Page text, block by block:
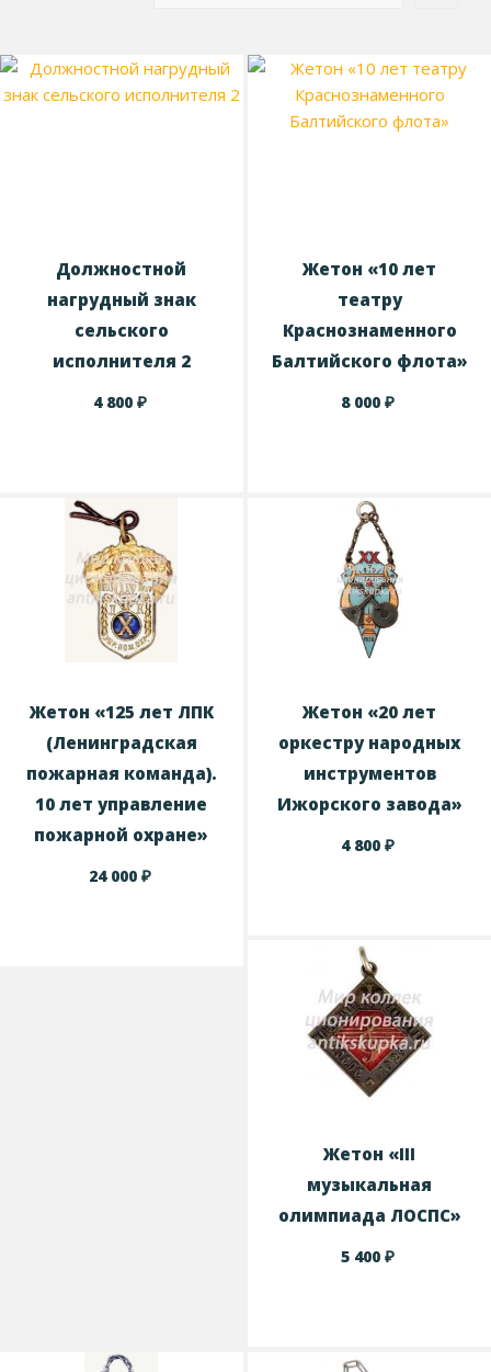
Должностной
нагрудный знак
сельского
исполнителя 2
4 800 ₽
Жетон «10 лет
театру
Краснознаменного
Балтийского флота»
8 000₽
Жетон «125 лет ЛПК
(Ленинградская
пожарная команда).
10 лет управление
пожарной охране»
24 000 ₽
Жетон «20 лет
оркестру народных
инструментов
Ижорского завода»
4 800₽
Жетон «III
музыкальная
олимпиада ЛОСПС»
5 400₽